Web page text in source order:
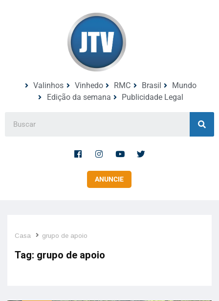
Valinhos Vinhedo RMC Brasil
Mundo
Edição da semana
Publicidade Legal
ANUNCIE
Casa grupo de apoio
Tag: grupo de apoio